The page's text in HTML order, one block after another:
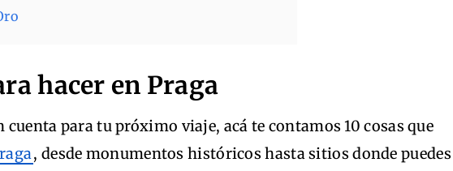
hacer en Praga
cuenta para tu próximo viaje, acá te contamos 10 cosas que
, desde monumentos históricos hasta sitios donde puedes